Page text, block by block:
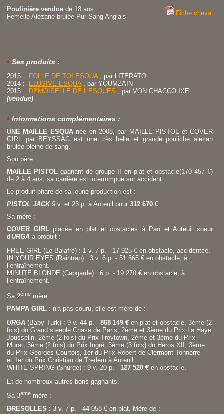
Fiche cheval
Poulinière vendue de 18 ans
Femelle Alezane brulée Pur Sang Anglais
Ses produits :
2015 : FOLLE DE TOI ESQUA, par LITERATO
2014 :
ELUSIVE ESQUA, par YOUMZAIN
2013 :
DEMOISELLE DE L'ESQUES , par VON CHACCO IXE
(vendue)
Informations complémentaires :
UNE MAILLE ESQUAnée en 2008, par MAILLE PISTOL et COVER
GIRL par BEYSSAC est une très belle et grande pouliche alezan
brulée pleine de sang.
Son père :
MAILLE PISTOL gagnant de groupe II en plat et obstacle(170 457 €)
de 2 à 4 ans, sa carrière est interrompue sur accident.
Le produit phare de sa jeune production est :
PISTOL JACK9 v. et 23 p. à Auteuil pour 312 670 €.
Sa mère :
COVER GIRLplacée en plat et obstacles à Pau et Auteuil soeur
d'URGA a produit :
FREE GIRL (Le Balafré) : 1 v. 7 p. - 17 925 € en obstacle, accidentée.
IN YOUR EYES (Raintrap) : 3 v. 6 p. - 51 565 € en obstacle, à
l’entraînement.
MINUTE BLONDE (Capgarde) : 6 p. - 19 270 € en obstacle, à
l’entraînement.
Sa 2ème mère :
PAMPA GIRL : n'a pas couru, elle est mère de :
URGA (Baby Turk) : 9 v. 44 p. - 868 149 € en plat et obstacle, 3ème (2
fois) du Grand steeple Chase de Paris, 2ème et 3ème du Prix La Haye
Jousselin, 2ème (2 fois) du Prix Troytown, 2ème et 3ème du Prix
Murat, 3ème (2 fois) du Prix Ingré, 3ème (3 fois) du Héros XII, 3ème
du Prix Georges Courtois, 1er du Prix Robert de Clermont Tonnerre
et 1er du Prix Christian de Tredern à Auteuil.
WHITE SPRING (Snurge) : 9 v. 20 p. - 127 520 € en obstacle.
Et de nombreux autres bons gagnants.
Sa 3ème mère :
BRESOLLES : 3 v. 7 p. - 44 058 € en plat. Mère de :